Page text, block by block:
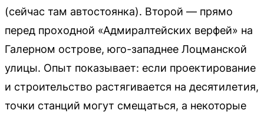
(сейчас там автостоянка). Второй — прямо
перед проходной «Адмиралтейских верфей» на
Галерном острове, юго-западнее Лоцманской
улицы. Опыт показывает: если проектирование
и строительство растягивается на десятилетия,
точки станций могут смещаться, а некоторые